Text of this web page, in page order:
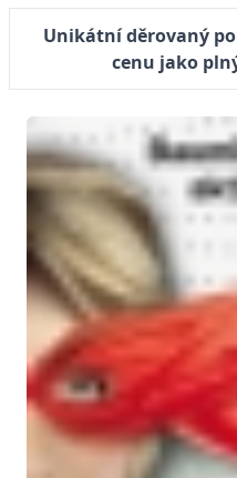
Unikátní děrovaný
cenu jako